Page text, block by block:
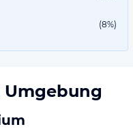
(8%)
Umgebung